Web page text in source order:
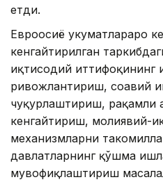
етди.
Евроосиё ҳукуматлараро
кенгайтирилган
иқтисодий иттифоқининг
ривожлантириш, соҳавий
чуқурлаштириш, рақамли
кенгайтириш, молиявий-
механизмларни
давлатларнинг қўшма
мувофиқлаштириш